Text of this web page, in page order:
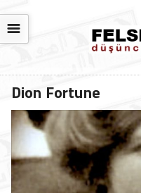
☰
Dion Fortune